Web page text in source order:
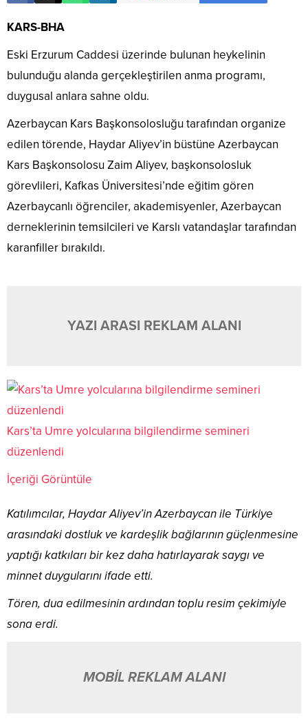
KARS-BHA
Eski Erzurum Caddesi üzerinde bulunan heykelinin
bulunduğu alanda gerçekleştirilen anma programı,
duygusal anlara sahne oldu.
Azerbaycan Kars Başkonsolosluğu tarafından organize
edilen törende, Haydar Aliyev’in büstüne Azerbaycan
Kars Başkonsolosu Zaim Aliyev, başkonsolosluk
görevlileri, Kafkas Üniversitesi’nde eğitim gören
Azerbaycanlı öğrenciler, akademisyenler, Azerbaycan
derneklerinin temsilcileri ve Karslı vatandaşlar tarafından
karanfiller bırakıldı.
YAZI ARASI REKLAM ALANI
Kars’ta Umre yolcularına bilgilendirme semineri
düzenlendi
İçeriği Görüntüle
Katılımcılar, Haydar Aliyev’in Azerbaycan ile Türkiye
arasındaki dostluk ve kardeşlik bağlarının güçlenmesine
yaptığı katkıları bir kez daha hatırlayarak saygı ve
minnet duygularını ifade etti.
Tören, dua edilmesinin ardından toplu resim çekimiyle
sona erdi.
MOBİL REKLAM ALANI